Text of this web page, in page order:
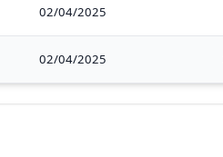
02/04/2025
02/04/2025